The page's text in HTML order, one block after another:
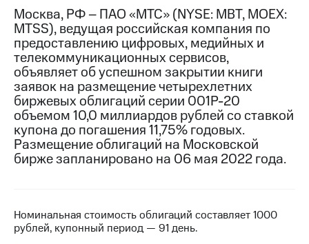
Контакты
Медиа-центр
Пресс-
релизы
МТС
о технологиях
Достижения
Интервью
Контакты
Москва, РФ – ПАО «МТС» (NYSE: MBT, MOEX:
MTSS), ведущая российская компания по
предоставлению цифровых, медийных и
телекоммуникационных сервисов,
объявляет об успешном закрытии книги
заявок на размещение четырехлетних
биржевых облигаций серии 001Р-20
объемом 10,0 миллиардов рублей со ставкой
купона до погашения 11,75% годовых.
Размещение облигаций на Московской
бирже запланировано на 06 мая 2022 года.
Номинальная стоимость облигаций составляет 1000
рублей, купонный период — 91 день.